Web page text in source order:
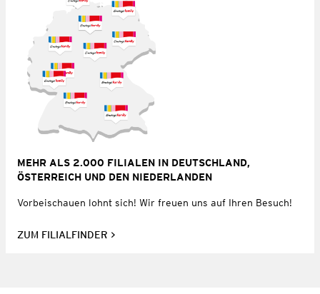
MEHR ALS 2.000 FILIALEN IN DEUTSCHLAND,
ÖSTERREICH UND DEN NIEDERLANDEN
Vorbeischauen lohnt sich! Wir freuen uns auf Ihren Besuch!
ZUM FILIALFINDER